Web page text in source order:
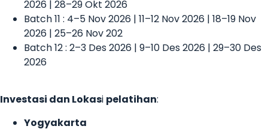
2026 | 28–29 Okt 2026
Batch 11 : 4–5 Nov 2026 | 11–12 Nov 2026 | 18–19 Nov
2026 | 25–26 Nov 202
Batch 12 : 2–3 Des 2026 | 9–10 Des 2026 | 29–30 Des
2026
Investasi dan Lokasi pelatihan:
Yogyakarta